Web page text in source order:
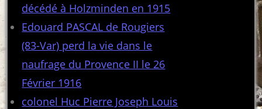
décédé à Holzminden en 1915
Edouard PASCAL de Rougiers
(83-Var) perd la vie dans le
naufrage du Provence II le 26
Février 1916
colonel Huc Pierre Joseph Louis